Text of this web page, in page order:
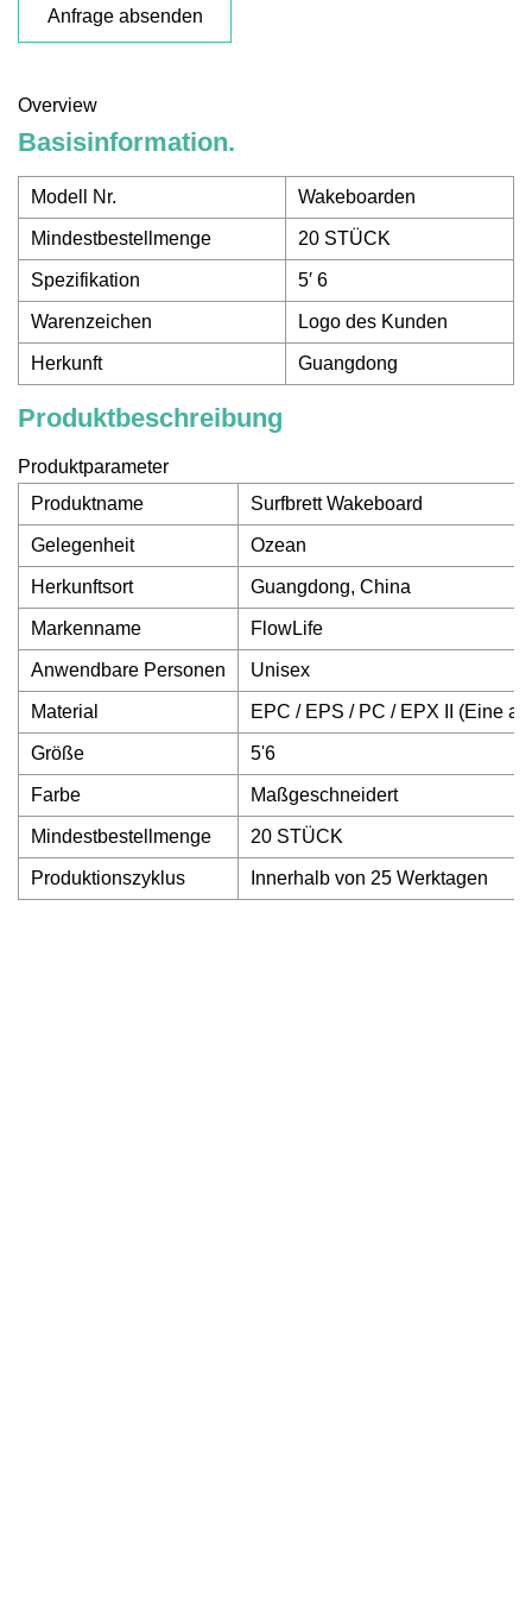
Anfrage absenden
Overview
Basisinformation.
Modell Nr. Wakeboarden
Mindestbestellmenge 20 STÜCK
Spezifikation 5′ 6
Warenzeichen Logo des Kunden
Herkunft Guangdong
Produktbeschreibung
Produktparameter
Produktname
Surfbrett Wakeboard
Gelegenheit Ozean
Herkunftsort Guangdong, China
Markenname FlowLife
Anwendbare Personen Unisex
Material EPC / EPS / PC / EPX II (Eine
Größe 5'6
Farbe Maßgeschneidert
Mindestbestellmenge 20 STÜCK
Produktionszyklus Innerhalb von 25 Werktagen